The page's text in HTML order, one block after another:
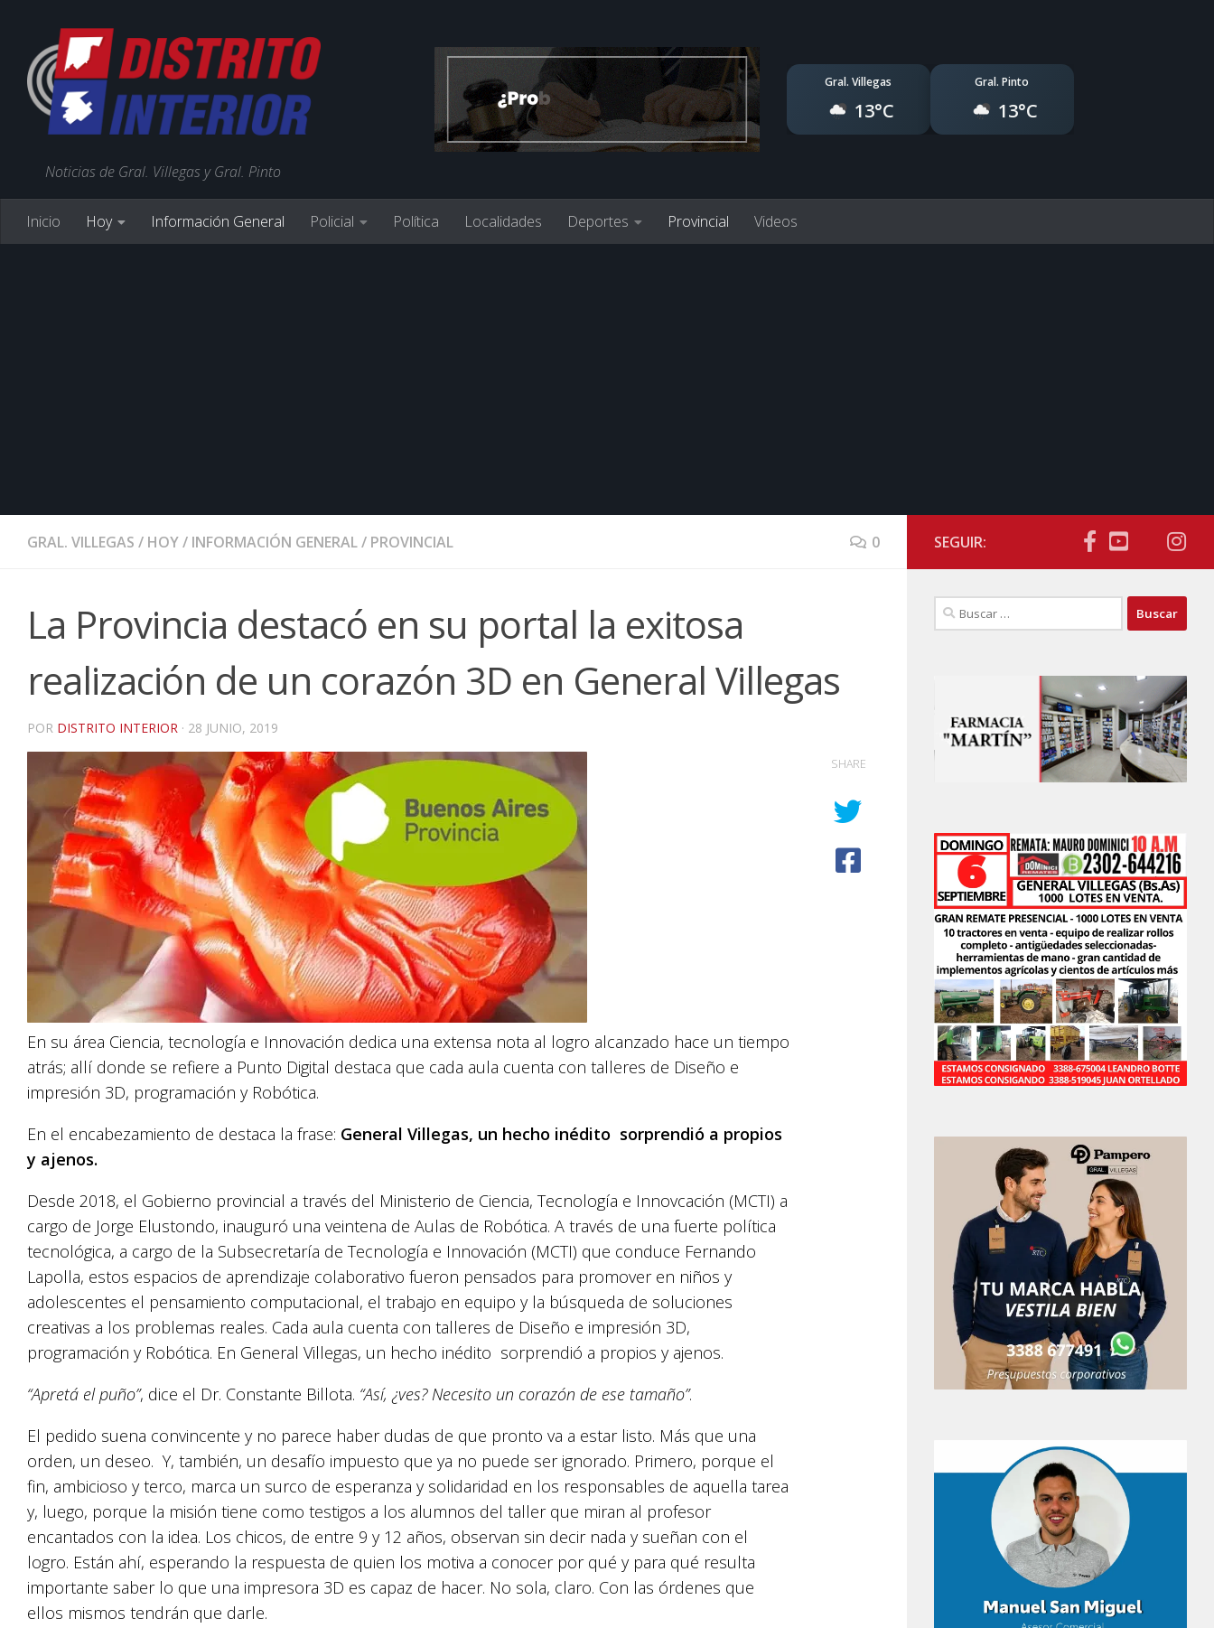
Noticias de Gral. Villegas y Gral. Pinto
Gral. Villegas
13°C
Gral. Pinto
13°C
Inicio Hoy Información General Policial Política Localidades Deportes Provincial Videos
GRAL. VILLEGAS / HOY/ INFORMACIÓN GENERAL/ PROVINCIAL 0
La Provincia destacó en su portal la exitosa
realización de un corazón 3D en General Villegas
POR DISTRITO INTERIOR · 28 JUNIO, 2019
En su área Ciencia, tecnología e Innovación dedica una extensa nota al logro alcanzado hace un tiempo
atrás; allí donde se refiere a Punto Digital destaca que cada aula cuenta con talleres de Diseño e
impresión 3D, programación y Robótica.
En el encabezamiento de destaca la frase: General Villegas, un hecho inédito sorprendió a propios
y ajenos.
Desde 2018, el Gobierno provincial a través del Ministerio de Ciencia, Tecnología e Innovcación (MCTI) a
cargo de Jorge Elustondo, inauguró una veintena de Aulas de Robótica. A través de una fuerte política
tecnológica, a cargo de la Subsecretaría de Tecnología e Innovación (MCTI) que conduce Fernando
Lapolla, estos espacios de aprendizaje colaborativo fueron pensados para promover en niños y
adolescentes el pensamiento computacional, el trabajo en equipo y la búsqueda de soluciones
creativas a los problemas reales. Cada aula cuenta con talleres de Diseño e impresión 3D,
programación y Robótica. En General Villegas, un hecho inédito sorprendió a propios y ajenos.
“Apretá el puño”, dice el Dr. Constante Billota. “Así, ¿ves? Necesito un corazón de ese tamaño”.
El pedido suena convincente y no parece haber dudas de que pronto va a estar listo. Más que una
orden, un deseo. Y, también, un desafío impuesto que ya no puede ser ignorado. Primero, porque el
fin, ambicioso y terco, marca un surco de esperanza y solidaridad en los responsables de aquella tarea
y, luego, porque la misión tiene como testigos a los alumnos del taller que miran al profesor
encantados con la idea. Los chicos, de entre 9 y 12 años, observan sin decir nada y sueñan con el
logro. Están ahí, esperando la respuesta de quien los motiva a conocer por qué y para qué resulta
importante saber lo que una impresora 3D es capaz de hacer. No sola, claro. Con las órdenes que
ellos mismos tendrán que darle.
SHARE
SEGUIR:
Buscar: